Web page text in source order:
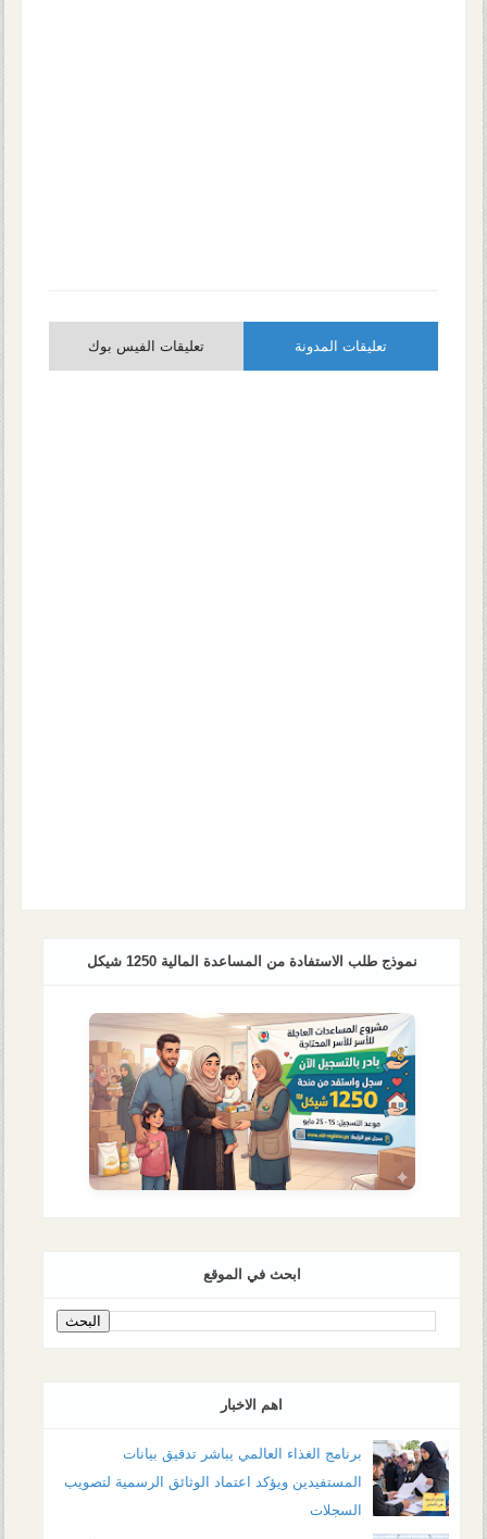
تعليقات المدونة تعليقات الفيس بوك
نموذج طلب الاستفادة من المساعدة المالية 1250 شيكل
ابحث في الموقع
اهم الاخبار
برنامج الغذاء العالمي يباشر تدقيق بيانات
المستفيدين ويؤكد اعتماد الوثائق الرسمية لتصويب
السجلات